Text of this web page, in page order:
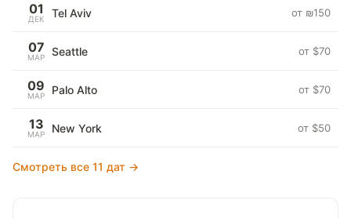
01
ДЕК Tel Aviv от ₪150
07
МАР Seattle от $70
09
МАР Palo Alto от $70
13
МАР New York от $50
Смотреть все 11 дат →